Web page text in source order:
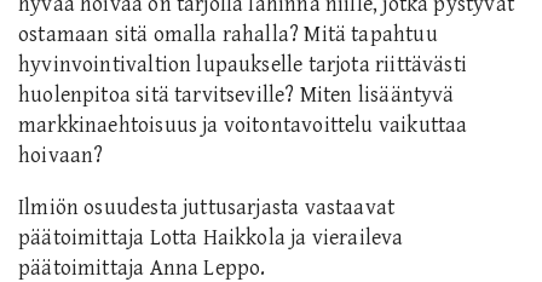
ostamaan sitä omalla rahalla? Mitä tapahtuu
hyvinvointivaltion lupaukselle tarjota riittävästi
huolenpitoa sitä tarvitseville? Miten lisääntyvä
markkinaehtoisuus ja voitontavoittelu vaikuttaa
hoivaan?
Ilmiön osuudesta juttusarjasta vastaavat
päätoimittaja Lotta Haikkola ja vieraileva
päätoimittaja Anna Leppo.